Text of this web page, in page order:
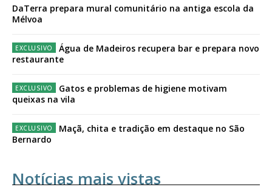
DaTerra prepara mural comunitário na antiga escola da
Mélvoa
Água de Madeiros recupera bar e prepara novo
restaurante
Gatos e problemas de higiene motivam
queixas na vila
Maçã, chita e tradição em destaque no São
Bernardo
Notícias mais vistas